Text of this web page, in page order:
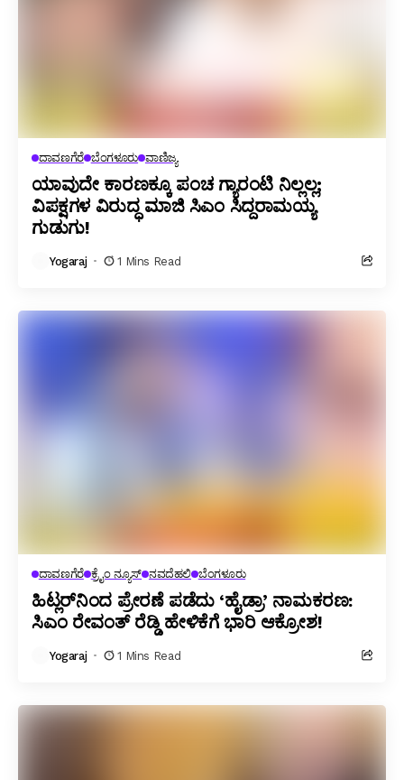
ದಾವಣಗೆರೆ ಬೆಂಗಳೂರು ವಾಣಿಜ್ಯ
ಯಾವುದೇ ಕಾರಣಕ್ಕೂ ಪಂಚ ಗ್ಯಾರಂಟಿ ನಿಲ್ಲಲ್ಲ;
ವಿಪಕ್ಷಗಳ ವಿರುದ್ಧ ಮಾಜಿ ಸಿಎಂ ಸಿದ್ದರಾಮಯ್ಯ
ಗುಡುಗು!
Yogaraj 1 Mins Read
ದಾವಣಗೆರೆ ಕ್ರೈಂ ನ್ಯೂಸ್ ನವದೆಹಲಿ ಬೆಂಗಳೂರು
ಹಿಟ್ಲರ್‌ನಿಂದ ಪ್ರೇರಣೆ ಪಡೆದು ‘ಹೈಡ್ರಾ’ ನಾಮಕರಣ:
ಸಿಎಂ ರೇವಂತ್ ರೆಡ್ಡಿ ಹೇಳಿಕೆಗೆ ಭಾರಿ ಆಕ್ರೋಶ!
Yogaraj 1 Mins Read